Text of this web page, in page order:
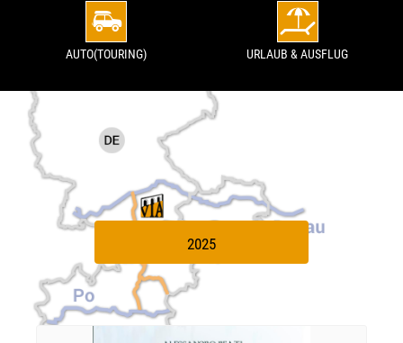
AUTO(TOURING) URLAUB & AUSFLUG
2025